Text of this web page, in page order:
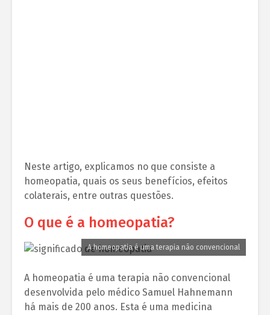
Neste artigo, explicamos no que consiste a
homeopatia, quais os seus benefícios, efeitos
colaterais, entre outras questões.
O que é a homeopatia?
A homeopatia é uma terapia não convencional
A homeopatia é uma terapia não convencional
desenvolvida pelo médico Samuel Hahnemann
há mais de 200 anos. Esta é uma medicina